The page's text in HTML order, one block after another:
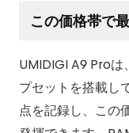
この価格帯で
UMIDIGI A9 Pro
プセットを搭載し
点を記録し、この